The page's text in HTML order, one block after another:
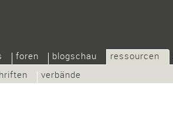
foren blogschau
ressourcen
verbände